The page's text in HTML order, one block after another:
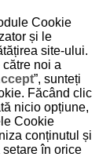
Cookie
și le
site-ului.
noi a
”, sunteți
Făcând clic
nicio opțiune,
Cookie
conținutul și
în orice